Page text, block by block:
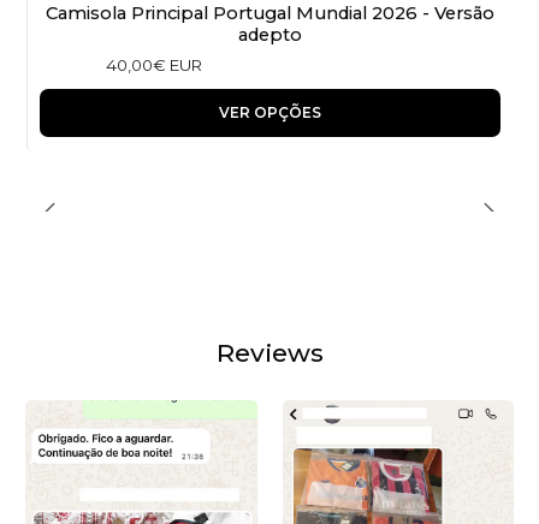
Camisola Principal Portugal Mundial 2026 - Versão
adepto
40,00€ EUR
VER OPÇÕES
Reviews